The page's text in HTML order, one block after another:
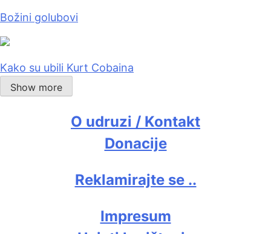
Božini golubovi
Kako su ubili Kurt Cobaina
Show more
O udruzi / Kontakt
Donacije
Reklamirajte se ..
Impresum